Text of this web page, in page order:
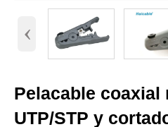
‹
Pelacable
UTP/STP y